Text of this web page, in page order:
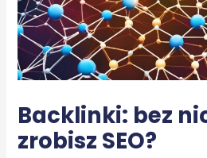
Backlinki: bez
zrobisz SEO?